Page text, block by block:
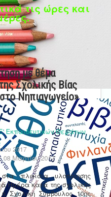
τις ώρες και
με θέμα
Σχολικής Βίας
Νηπιαγωγείο»
Εκπαιδευτικών Θεμάτων
2017
Μαρτίου 2017
πλαίσια υλοποίησης
Ημέρα κατά της σχολικής
Σχολική Σύμβουλος 10ης